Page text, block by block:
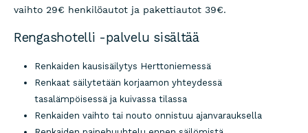
vaihto 29€ henkilöautot ja pakettiautot 39€.
Rengashotelli -palvelu sisältää
Renkaiden kausisäilytys Herttoniemessä
Renkaat säilytetään korjaamon yhteydessä
tasalämpöisessä ja kuivassa tilassa
Renkaiden vaihto tai nouto onnistuu ajanvarauksella